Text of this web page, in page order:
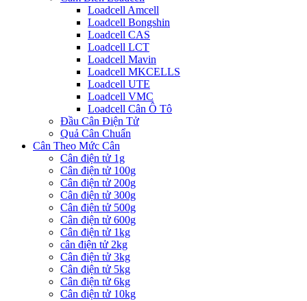
Loadcell Amcell
Loadcell Bongshin
Loadcell CAS
Loadcell LCT
Loadcell Mavin
Loadcell MKCELLS
Loadcell UTE
Loadcell VMC
Loadcell Cân Ô Tô
Đầu Cân Điện Tử
Quả Cân Chuẩn
Cân Theo Mức Cân
Cân điện tử 1g
Cân điện tử 100g
Cân điện tử 200g
Cân điện tử 300g
Cân điện tử 500g
Cân điện tử 600g
Cân điện tử 1kg
cân điện tử 2kg
Cân điện tử 3kg
Cân điện tử 5kg
Cân điện tử 6kg
Cân điện tử 10kg